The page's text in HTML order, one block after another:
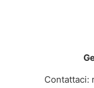
Contattaci: